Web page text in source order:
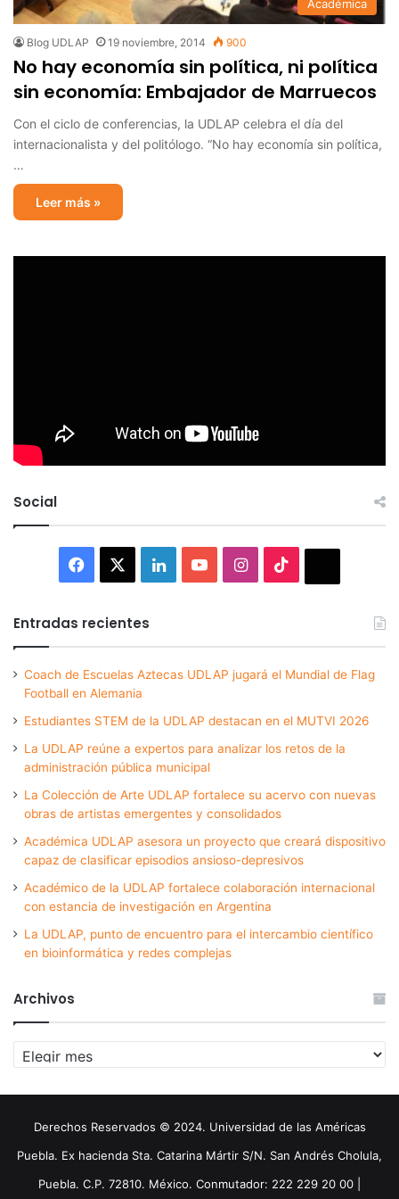
Académica
Blog UDLAP 19 noviembre, 2014 900
No hay economía sin política, ni política
sin economía: Embajador de Marruecos
Con el ciclo de conferencias, la UDLAP celebra el día del
internacionalista y del politólogo. “No hay economía sin política,
…
Leer más »
Social
Facebook LinkedInYouTubeInstagram
Entradas recientes
Coach de Escuelas Aztecas UDLAP jugará el Mundial de Flag
Football en Alemania
Estudiantes STEM de la UDLAP destacan en el MUTVI 2026
La UDLAP reúne a expertos para analizar los retos de la
administración pública municipal
La Colección de Arte UDLAP fortalece su acervo con nuevas
obras de artistas emergentes y consolidados
Académica UDLAP asesora un proyecto que creará dispositivo
capaz de clasificar episodios ansioso-depresivos
Académico de la UDLAP fortalece colaboración internacional
con estancia de investigación en Argentina
La UDLAP, punto de encuentro para el intercambio científico
en bioinformática y redes complejas
Archivos
Archivos
Derechos Reservados © 2024. Universidad de las Américas
Puebla. Ex hacienda Sta. Catarina Mártir S/N. San Andrés Cholula,
Puebla. C.P. 72810. México. Conmutador: 222 229 20 00 |